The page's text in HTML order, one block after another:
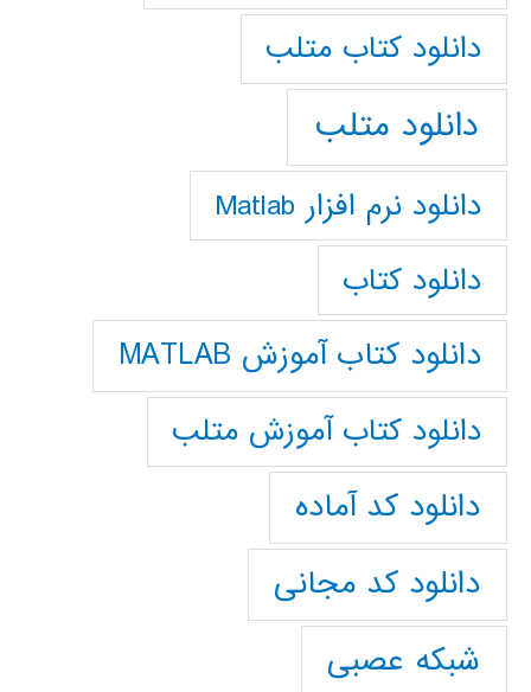
دانلود كتاب متلب
دانلود متلب
دانلود نرم افزار Matlab
دانلود کتاب
دانلود کتاب آموزش MATLAB
دانلود کتاب آموزش متلب
دانلود کد آماده
دانلود کد مجانی
شبکه عصبی